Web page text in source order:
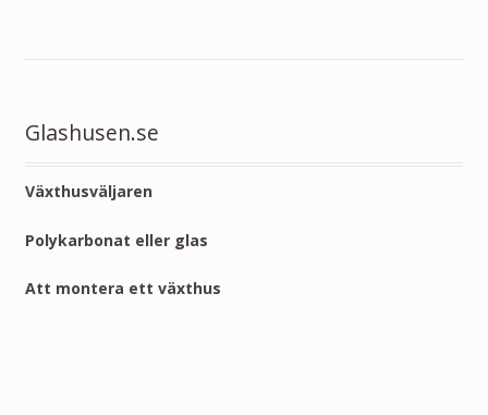
37,700.00 kr
32,200.00
Glashusen.se
Växthusväljaren
Polykarbonat eller glas
Att montera ett växthus